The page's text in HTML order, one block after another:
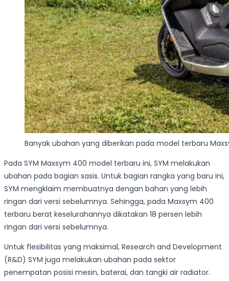
Banyak ubahan yang diberikan pada model terbaru
Pada SYM Maxsym 400 model terbaru ini, SYM melakukan
ubahan pada bagian sasis. Untuk bagian rangka yang baru ini,
SYM mengklaim membuatnya dengan bahan yang lebih
ringan dari versi sebelumnya. Sehingga, pada Maxsym 400
terbaru berat keselurahannya dikatakan 18 persen lebih
ringan dari versi sebelumnya.
Untuk flesibilitas yang maksimal, Research and Development
(R&D) SYM juga melakukan ubahan pada sektor
penempatan posisi mesin, baterai, dan tangki air radiator.